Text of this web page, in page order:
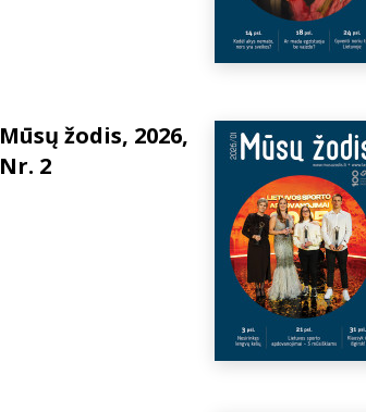
Mūsų žodis, 2026,
Nr. 2